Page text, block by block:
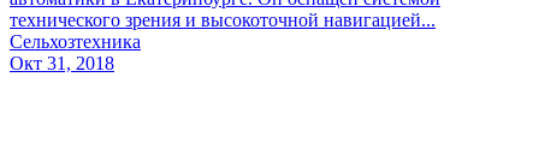
технического зрения и высокоточной навигацией...
Сельхозтехника
Окт 31, 2018